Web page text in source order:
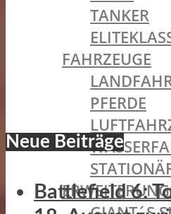
TANKER
FAHRZEUGE
PFERDE
Neue Beiträge
Battlefield 6: